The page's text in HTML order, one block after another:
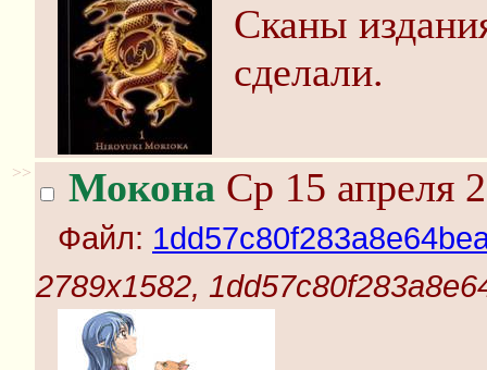
Сканы
сделали.
>> Мокона Ср 15 апреля
Файл:
2789x1582,